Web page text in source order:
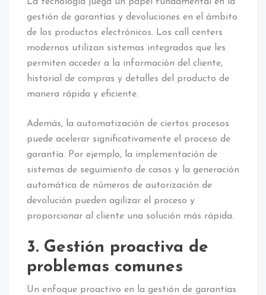
gestión de garantías y devoluciones en el ámbito
de los productos electrónicos. Los call centers
modernos utilizan sistemas integrados que les
permiten acceder a la información del cliente,
historial de compras y detalles del producto de
manera rápida y eficiente.
Además, la automatización de ciertos procesos
puede acelerar significativamente el proceso de
garantía. Por ejemplo, la implementación de
sistemas de seguimiento de casos y la generación
automática de números de autorización de
devolución pueden agilizar el proceso y
proporcionar al cliente una solución más rápida.
3. Gestión proactiva de
problemas comunes
Un enfoque proactivo en la gestión de garantías